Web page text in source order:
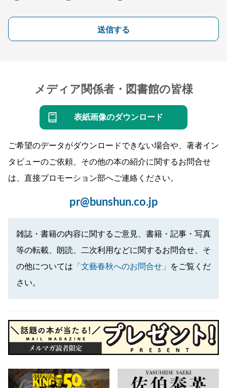
送信する
メディア関係者・図書館の皆様
表紙画像のダウンロード
ご希望のデータがダウンロードできない場合や、著者イン
タビューのご依頼、その他の本の紹介に関するお問合せ
は、直接プロモーション部へご連絡ください。
pr@bunshun.co.jp
雑誌・書籍の内容に関するご意見、書籍・記事・写真
等の転載、朗読、二次利用などに関するお問合せ、そ
の他については 「文藝春秋へのお問合せ」
をご覧くだ
さい。